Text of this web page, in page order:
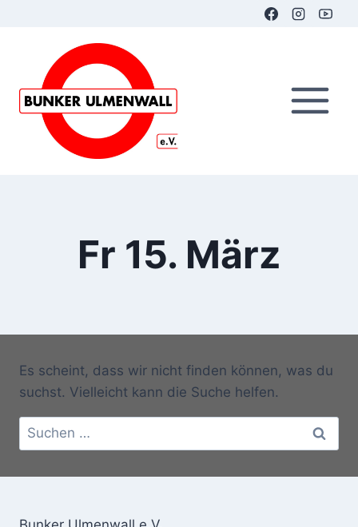
Fr 15. März
Es scheint, dass wir nicht finden können, was du
suchst. Vielleicht kann die Suche helfen.
Suchen
nach: